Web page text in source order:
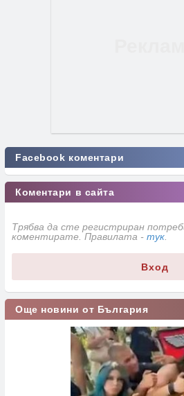
Facebook коментари
Коментари в сайта
Трябва да сте регистриран
коментирате. Правилата - тук
Вход
Още новини от България